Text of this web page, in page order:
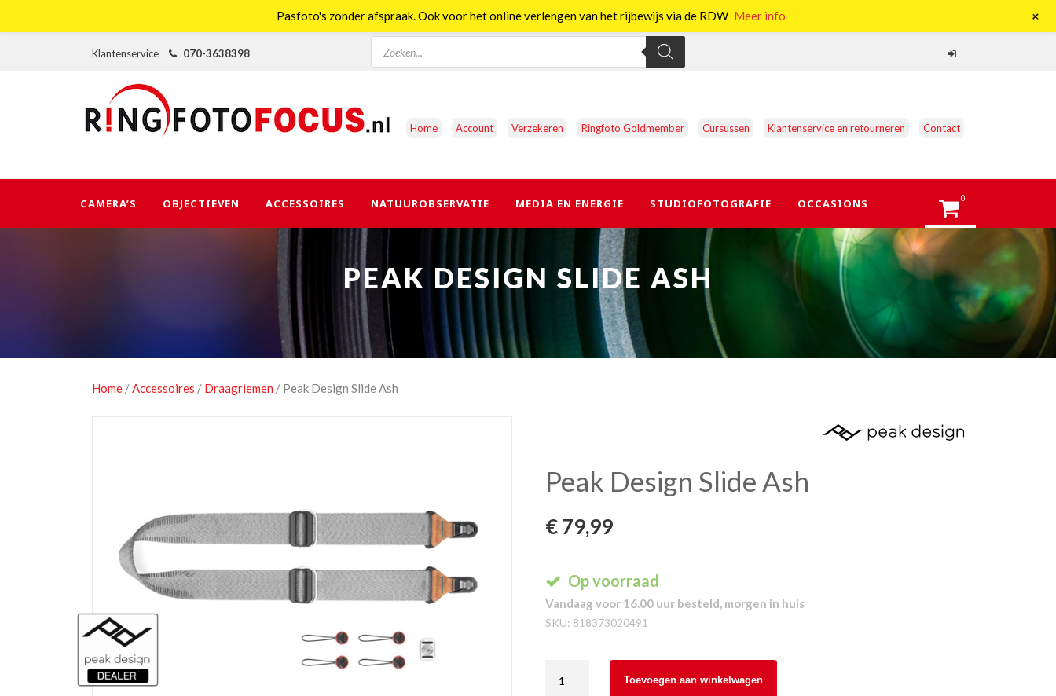
Klantenservice 070-3638398
Producten
zoeken
Home Account Verzekeren Ringfoto Goldmember Cursussen Klantenservice en retourneren Contact
CAMERA’S OBJECTIEVEN ACCESSOIRES NATUUROBSERVATIE MEDIA EN ENERGIE STUDIOFOTOGRAFIE OCCASIONS 0
PEAK DESIGN SLIDE ASH
Home /Accessoires / Draagriemen / Peak Design Slide Ash
Peak Design Slide Ash
€79,99
Op voorraad
Vandaag voor 16.00 uur besteld, morgen in huis
SKU: 818373020491
Design
Toevoegen aan winkelwagen
Pasfoto's zonder afspraak. Ook voor het online verlengen van het rijbewijs via de RDW Meer info +